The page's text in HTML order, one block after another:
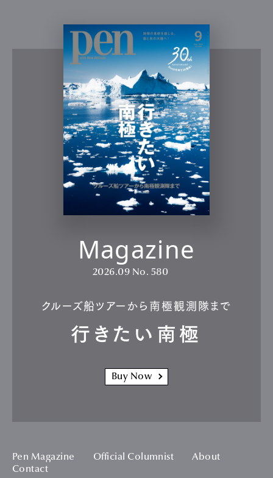
Magazine
2026.09 No. 580
クルーズ船ツアーから南極観測隊まで
行きたい南極
Buy Now
Pen Magazine Official Columnist
About
Contact